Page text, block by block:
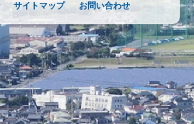
サイトマップ お問い合わせ